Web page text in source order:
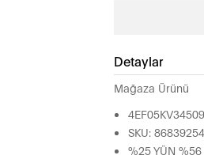
Detaylar
Mağaza Ürünü
SKU:
%25 YÜN %56